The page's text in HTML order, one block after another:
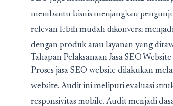
membantu bisnis menjangkau
relevan lebih mudah dikonversi
dengan produk atau layanan yang
Tahapan Pelaksanaan Jasa SEO Website
Proses jasa SEO website dilakukan
website. Audit ini meliputi evaluasi
responsivitas mobile. Audit menjadi